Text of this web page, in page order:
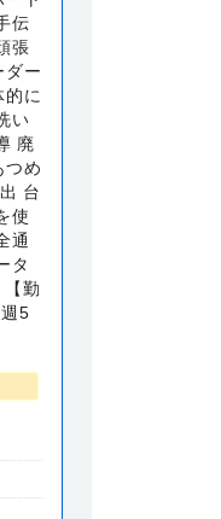
伝
張
ダー
的に
い
廃
つめ
台
使
通
タ
勤
5